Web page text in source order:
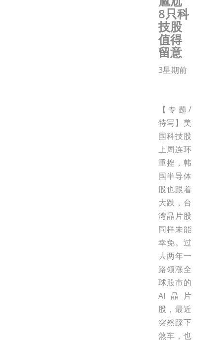
8只科
技股
值得
留意
3星期前
【专题/
特写】美
国科技股
上周连环
重挫，韩
国半导体
股也跟着
大跌，台
湾晶片股
同样未能
幸免。过
去两年一
路领涨全
球股市的
AI晶片
股，最近
突然踩下
煞车，也